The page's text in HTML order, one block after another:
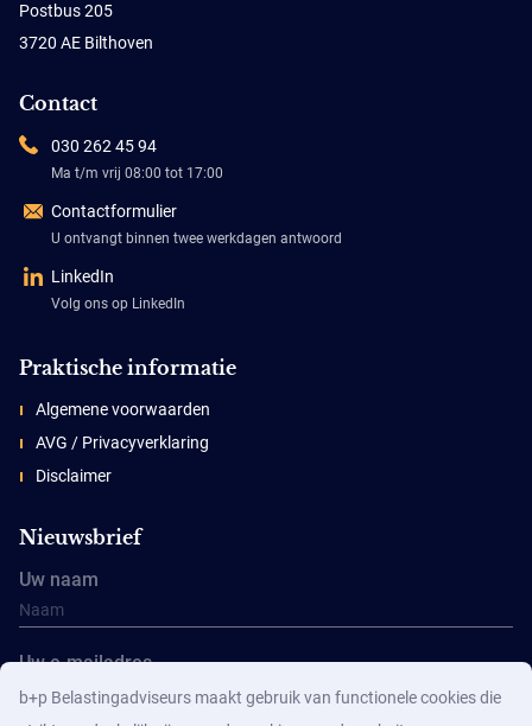
Postbus 205
3720 AE Bilthoven
Contact
030 262 45 94
Ma t/m vrij 08:00 tot 17:00
Contactformulier
U ontvangt binnen twee werkdagen antwoord
LinkedIn
Volg ons op LinkedIn
Praktische informatie
Algemene voorwaarden
AVG / Privacyverklaring
Disclaimer
Nieuwsbrief
Uw naam
Uw e-mailadres
b+p Belastingadviseurs maakt gebruik van functionele cookies die